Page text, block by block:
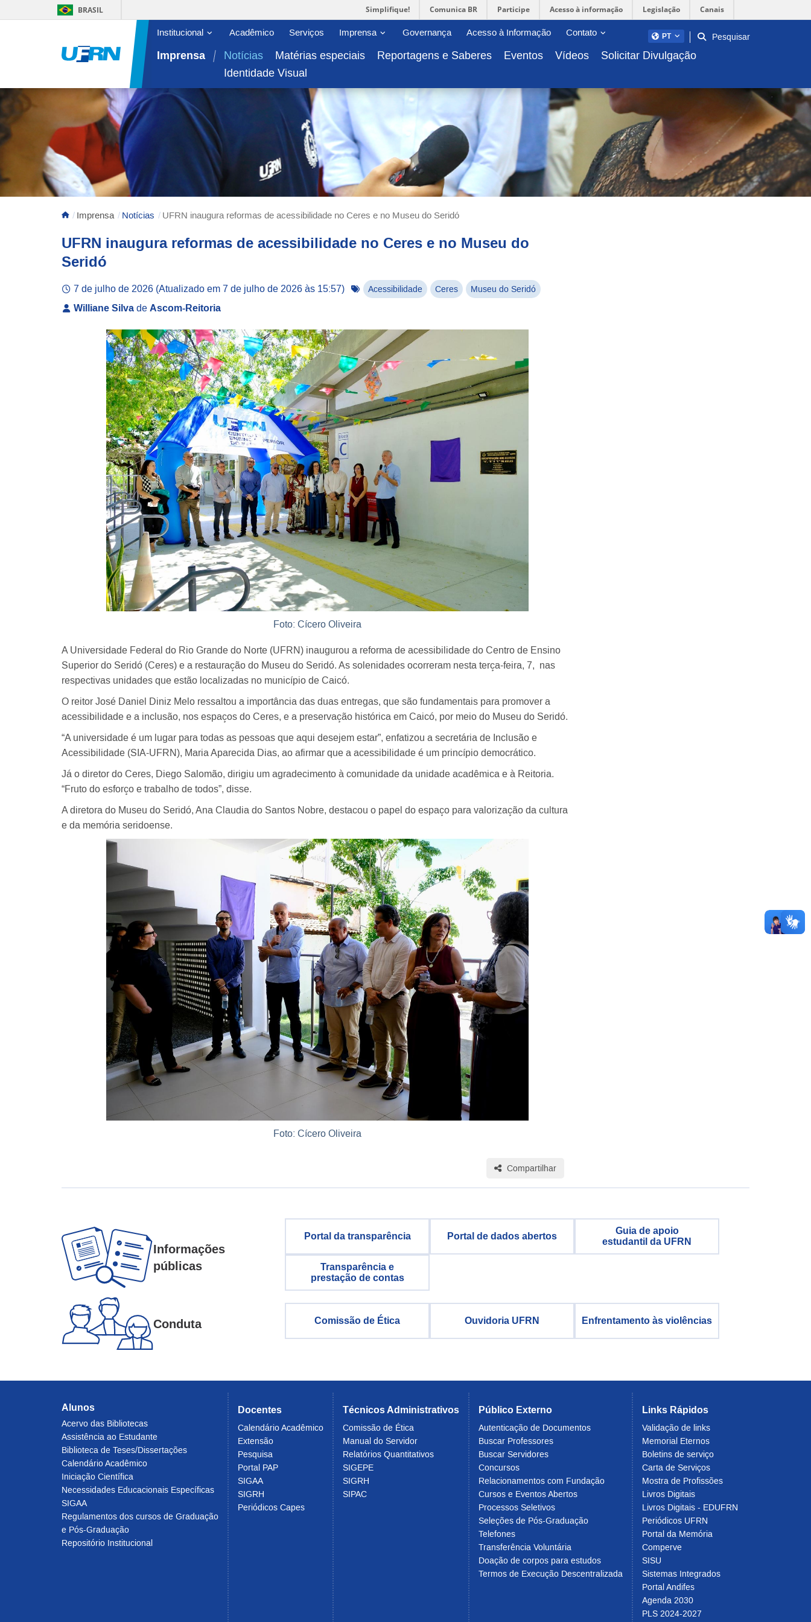
BRASIL Simplifique! Comunica BR Participe Acesso à informação Legislação Canais
PT Pesquisar
Área do menu principal
InstitucionalAbrir/fechar sub-menu
Acadêmico Serviços ImprensaAbrir/fechar sub-menu
Governança Acesso à Informação ContatoAbrir/fechar sub-menu
Imprensa Notícias Matérias especiais Reportagens e Saberes Eventos Vídeos
Solicitar Divulgação
Identidade Visual
Imprensa Notícias UFRN inaugura reformas de acessibilidade no Ceres e no Museu do Seridó
UFRN inaugura reformas de acessibilidade no Ceres e no Museu do
Seridó
7 de julho de 2026 (Atualizado em7 de julho de 2026 às 15:57) Acessibilidade Ceres Museu do Seridó
Williane Silva de Ascom-Reitoria
Foto: Cícero Oliveira
A Universidade Federal do Rio Grande do Norte (UFRN) inaugurou a reforma de acessibilidade do Centro de Ensino
Superior do Seridó (Ceres) e a restauração do Museu do Seridó. As solenidades ocorreram nesta terça-feira, 7, nas
respectivas unidades que estão localizadas no município de Caicó.
O reitor José Daniel Diniz Melo ressaltou a importância das duas entregas, que são fundamentais para promover a
acessibilidade e a inclusão, nos espaços do Ceres, e a preservação histórica em Caicó, por meio do Museu do Seridó.
“A universidade é um lugar para todas as pessoas que aqui desejem estar”, enfatizou a secretária de Inclusão e
Acessibilidade (SIA-UFRN), Maria Aparecida Dias, ao afirmar que a acessibilidade é um princípio democrático.
Já o diretor do Ceres, Diego Salomão, dirigiu um agradecimento à comunidade da unidade acadêmica e à Reitoria.
“Fruto do esforço e trabalho de todos”, disse.
A diretora do Museu do Seridó, Ana Claudia do Santos Nobre, destacou o papel do espaço para valorização da cultura
e da memória seridoense.
Foto: Cícero Oliveira
Compartilhar
Informações
públicas
Portal da transparência Portal de dados abertos
Guia de apoio
estudantil da UFRN
Transparência e
prestação de contas
Conduta Comissão de Ética Ouvidoria UFRN Enfrentamento às violências
Alunos
Acervo das Bibliotecas
Assistência ao Estudante
Biblioteca de Teses/Dissertações
Calendário Acadêmico
Iniciação Científica
Necessidades Educacionais Específicas
SIGAA
Regulamentos dos cursos de Graduação
e Pós-Graduação
Repositório Institucional
Docentes
Calendário Acadêmico
Extensão
Pesquisa
Portal PAP
SIGAA
SIGRH
Periódicos Capes
Técnicos Administrativos
Comissão de Ética
Manual do Servidor
Relatórios Quantitativos
SIGEPE
SIGRH
SIPAC
Público Externo
Autenticação de Documentos
Buscar Professores
Buscar Servidores
Concursos
Relacionamentos com Fundação
Cursos e Eventos Abertos
Processos Seletivos
Seleções de Pós-Graduação
Telefones
Transferência Voluntária
Doação de corpos para estudos
Termos de Execução Descentralizada
Links Rápidos
Validação de links
Memorial Eternos
Boletins de serviço
Carta de Serviços
Mostra de Profissões
Livros Digitais
Livros Digitais - EDUFRN
Periódicos UFRN
Portal da Memória
Comperve
SISU
Sistemas Integrados
Portal Andifes
Agenda 2030
PLS 2024-2027